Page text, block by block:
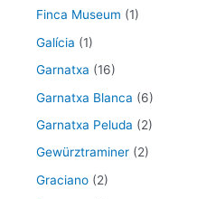
Finca Museum (1)
Galícia (1)
Garnatxa (16)
Garnatxa Blanca (6)
Garnatxa Peluda (2)
Gewürztraminer (2)
Graciano (2)